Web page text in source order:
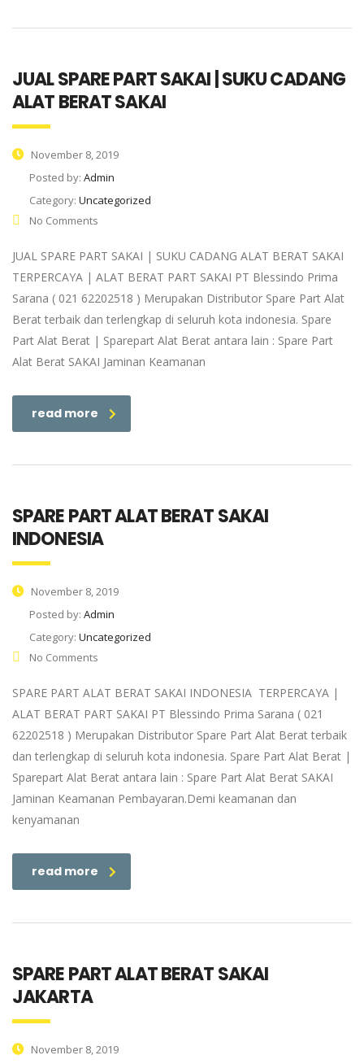
JUAL SPARE PART SAKAI | SUKU CADANG
ALAT BERAT SAKAI
November 8, 2019
Posted by: Admin
Category: Uncategorized
No Comments
JUAL SPARE PART SAKAI | SUKU CADANG ALAT BERAT SAKAI
TERPERCAYA | ALAT BERAT PART SAKAI PT Blessindo Prima
Sarana ( 021 62202518 ) Merupakan Distributor Spare Part Alat
Berat terbaik dan terlengkap di seluruh kota indonesia. Spare
Part Alat Berat | Sparepart Alat Berat antara lain : Spare Part
Alat Berat SAKAI Jaminan Keamanan
read more
SPARE PART ALAT BERAT SAKAI
INDONESIA
November 8, 2019
Posted by: Admin
Category: Uncategorized
No Comments
SPARE PART ALAT BERAT SAKAI INDONESIA TERPERCAYA |
ALAT BERAT PART SAKAI PT Blessindo Prima Sarana ( 021
62202518 ) Merupakan Distributor Spare Part Alat Berat terbaik
dan terlengkap di seluruh kota indonesia. Spare Part Alat Berat |
Sparepart Alat Berat antara lain : Spare Part Alat Berat SAKAI
Jaminan Keamanan Pembayaran.Demi keamanan dan
kenyamanan
read more
SPARE PART ALAT BERAT SAKAI
JAKARTA
November 8, 2019